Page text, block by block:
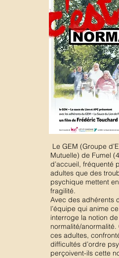
Le GEM (Groupe
Mutuelle) de Fumel
d’accueil, fréquenté
adultes que des
psychique mettent
fragilité.
Avec des adhérents
l’équipe qui anime
interroge la notion de
normalité/anormalité.
ces adultes,
difficultés d’ordre
perçoivent-ils cette